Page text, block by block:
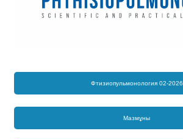
Фтизиопульмонология 02-2026
Мазмұны